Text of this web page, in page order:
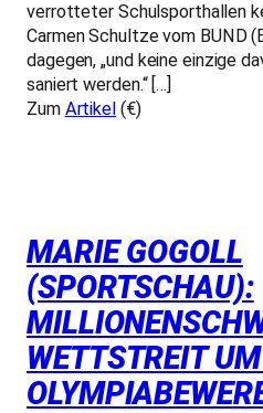
verrotteter Schulsporthallen
Carmen Schultze vom BUND
dagegen, „und keine einzige
saniert werden.“ […]
Zum Artikel (€)
MARIE GOGOLL
(SPORTSCHAU):
WETTSTREIT